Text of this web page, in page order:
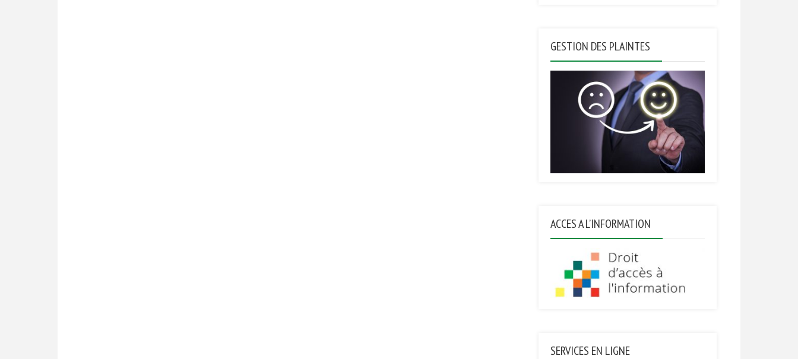
GESTION DES PLAINTES
ACCES A L’INFORMATION
SERVICES EN LIGNE